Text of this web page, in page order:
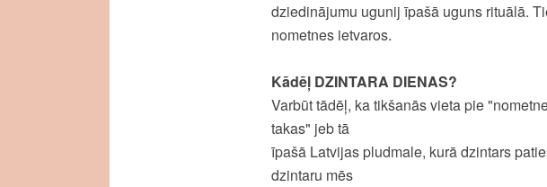
dziedinājumu ugunij īpašā uguns rituālā.
nometnes ietvaros.
Kādēļ DZINTARA DIENAS?
Varbūt tādēļ, ka tikšanās vieta pie
takas" jeb tā
īpašā Latvijas pludmale, kurā dzintars
dzintaru mēs